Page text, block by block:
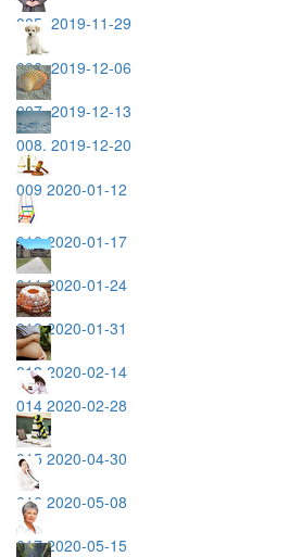
005. 2019-11-29
006. 2019-12-06
007. 2019-12-13
008. 2019-12-20
009 2020-01-12
010 2020-01-17
011 2020-01-24
012 2020-01-31
013 2020-02-14
014 2020-02-28
015 2020-04-30
016 2020-05-08
017 2020-05-15